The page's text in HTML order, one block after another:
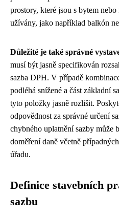
prostory, které jsou s bytem
užívány, jako například balkón
Důležité je také správné
musí být jasně specifikován
sazba DPH. V případě
podléhá snížené a část základní
tyto položky jasně rozlišit.
odpovědnost za správné určení
chybného uplatnění sazby může
doměření daně včetně
úřadu.
Definice stavebních
sazbu